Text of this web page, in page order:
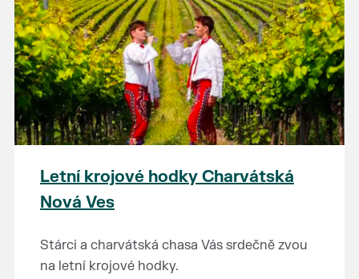
Letní krojové hodky Charvátská
Nová Ves
Stárci a charvátská chasa Vás srdečně zvou
na letní krojové hodky.